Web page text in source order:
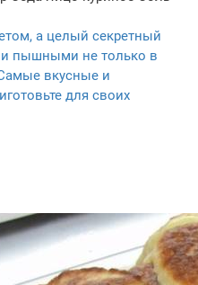
а целый секретный
пышными не только в
вкусные и
для своих